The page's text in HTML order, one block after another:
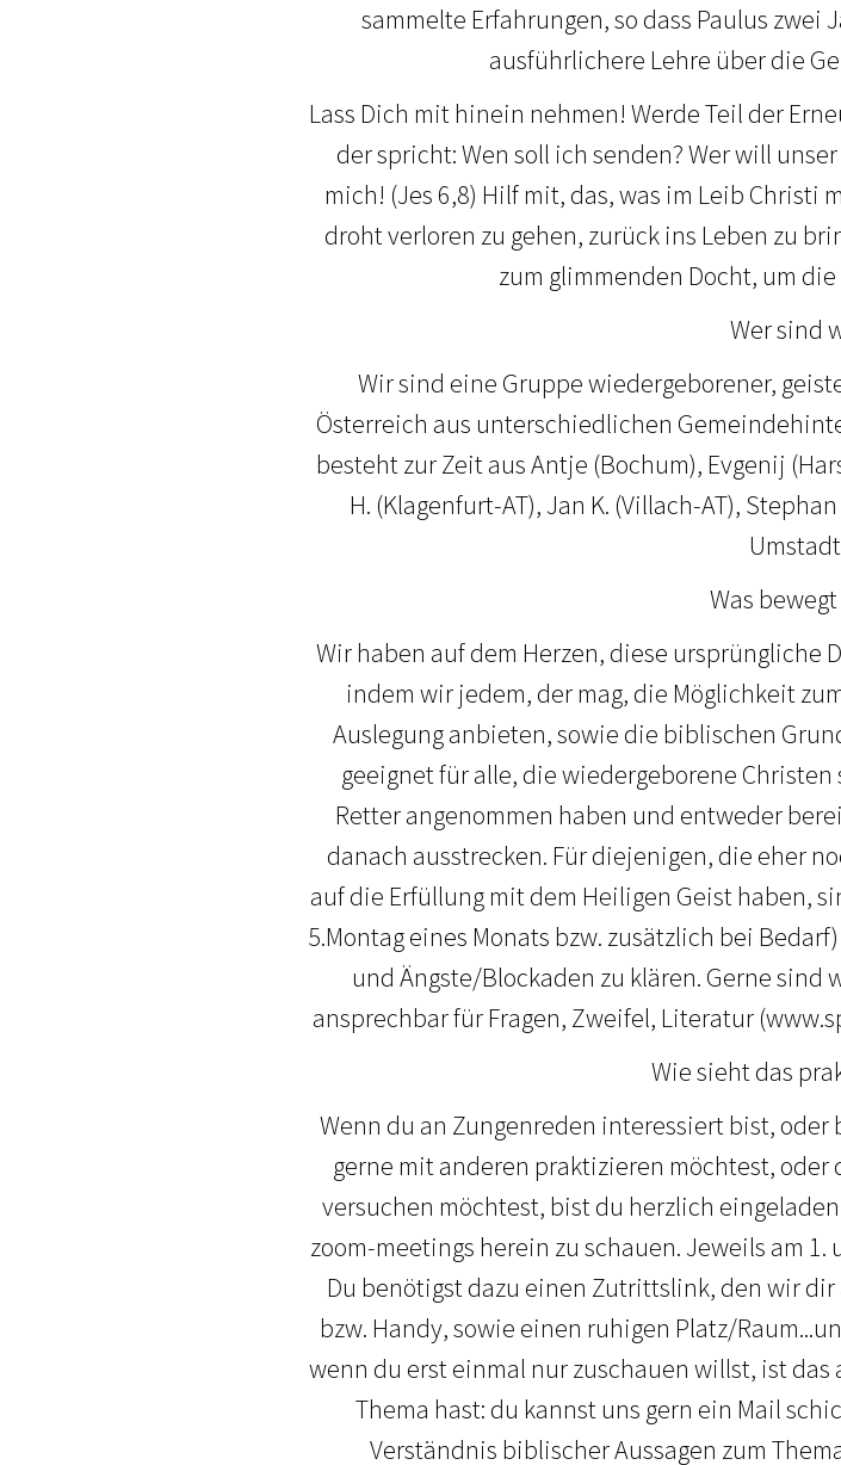
sammelte Erfahrungen, so dass Paulus
ausführlichere Lehre über die
Lass Dich mit hinein nehmen! Werde Teil der
der spricht: Wen soll ich senden? Wer will
mich! (Jes 6,8) Hilf mit, das, was im Leib Christi
droht verloren zu gehen, zurück ins Leben zu
zum glimmenden Docht, um
Wer sind
Wir sind eine Gruppe wiedergeborener,
Österreich aus unterschiedlichen
besteht zur Zeit aus Antje (Bochum), Evgenij
H. (Klagenfurt-AT), Jan K. (Villach-AT),
Was
Wir haben auf dem Herzen, diese ursprüngliche
indem wir jedem, der mag, die Möglichkeit
Auslegung anbieten, sowie die biblischen
geeignet für alle, die wiedergeborene
Retter angenommen haben und entweder
danach ausstrecken. Für diejenigen, die eher
auf die Erfüllung mit dem Heiligen Geist haben,
5.Montag eines Monats bzw. zusätzlich bei
und Ängste/Blockaden zu klären. Gerne
ansprechbar für Fragen, Zweifel, Literatur
Wie sieht das
Wenn du an Zungenreden interessiert bist,
gerne mit anderen praktizieren möchtest, oder
versuchen möchtest, bist du herzlich
zoom-meetings herein zu schauen. Jeweils am 1.
Du benötigst dazu einen Zutrittslink, den wir
bzw. Handy, sowie einen ruhigen Platz/
wenn du erst einmal nur zuschauen willst, ist das
Thema hast: du kannst uns gern ein Mail
Verständnis biblischer Aussagen zum